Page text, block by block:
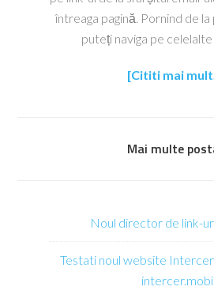
întreaga pagină. Pornind de la
puteți naviga pe
[Cititi mai
Mai multe
Noul director de link-
Testati noul website
intercer.mobi